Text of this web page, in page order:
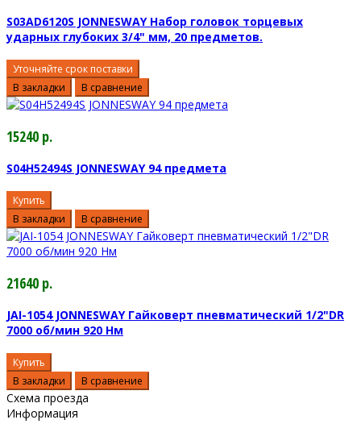
S03AD6120S JONNESWAY Набор головок торцевых
ударных глубоких 3/4" мм, 20 предметов.
Уточняйте срок поставки
В закладки
В сравнение
15240 р.
S04H52494S JONNESWAY 94 предмета
Купить
В закладки
В сравнение
21640 р.
JAI-1054 JONNESWAY Гайковерт пневматический 1/2"DR
7000 об/мин 920 Нм
Купить
В закладки
В сравнение
Схема проезда
Информация